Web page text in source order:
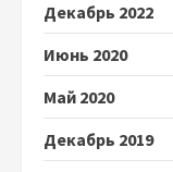
Декабрь 2022
Июнь 2020
Май 2020
Декабрь 2019